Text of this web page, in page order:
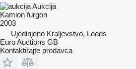
Aukcija
Kamion furgon
2003
Ujedinjeno Kraljevstvo, Leeds
Euro Auctions GB
Kontaktirajte prodavca